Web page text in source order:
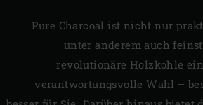
Pure Charcoal ist nicht nur
unter anderem auch
revolutionäre Holzkohle
verantwortungsvolle Wahl –